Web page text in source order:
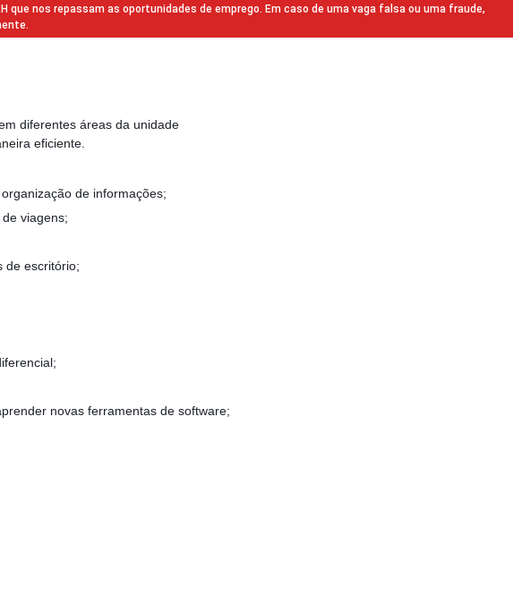
nos repassam as oportunidades de emprego. Em caso de uma vaga falsa ou uma fraude,
diferentes áreas da unidade
eficiente.
de informações;
viagens;
de escritório;
novas ferramentas de software;